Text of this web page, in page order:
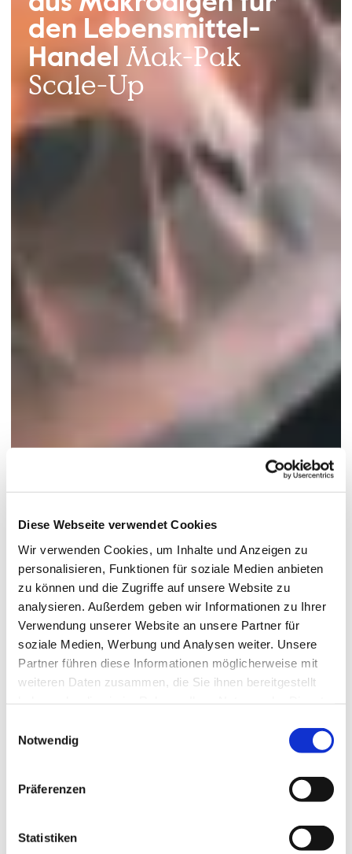
Diese Webseite verwendet Cookies
Wir verwenden Cookies, um Inhalte und Anzeigen zu
personalisieren, Funktionen für soziale Medien anbieten
zu können und die Zugriffe auf unsere Website zu
analysieren. Außerdem geben wir Informationen zu Ihrer
Verwendung unserer Website an unsere Partner für
soziale Medien, Werbung und Analysen weiter. Unsere
Partner führen diese Informationen möglicherweise mit
weiteren Daten zusammen, die Sie ihnen bereitgestellt
Notwendig
Präferenzen
Statistiken
den Lebensmittel-
Handel Mak-Pak
Scale-Up